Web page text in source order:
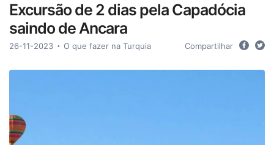
Excursão de 2 dias pela Capadócia
saindo de Ancara
26-11-2023 O que fazer na Turquia Compartilhar